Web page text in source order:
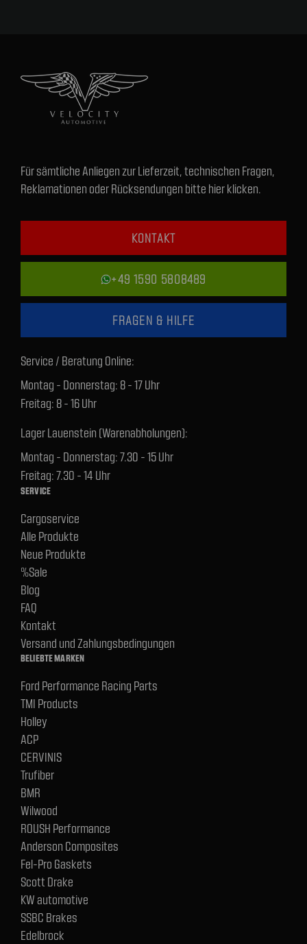
Für sämtliche Anliegen zur Lieferzeit, technischen Fragen,
Reklamationen oder Rücksendungen bitte hier klicken.
KONTAKT
+49 1590 5808489
FRAGEN & HILFE
Service / Beratung Online:
Montag - Donnerstag: 8 - 17 Uhr
Freitag: 8 - 16 Uhr
Lager Lauenstein (Warenabholungen):
Montag - Donnerstag: 7.30 - 15 Uhr
Freitag: 7.30 - 14 Uhr
SERVICE
Cargoservice
Alle Produkte
Neue Produkte
%Sale
Blog
FAQ
Kontakt
Versand und Zahlungsbedingungen
BELIEBTE MARKEN
Ford Performance Racing Parts
TMI Products
Holley
ACP
CERVINIS
Trufiber
BMR
Wilwood
ROUSH Performance
Anderson Composites
Fel-Pro Gaskets
Scott Drake
KW automotive
SSBC Brakes
Edelbrock